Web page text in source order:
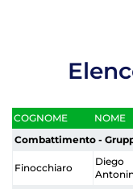
COGNOME NOME
Combattimento -
Finocchiaro
Diego